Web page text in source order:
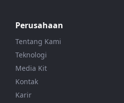
Perusahaan
Tentang Kami
Teknologi
Media Kit
Kontak
Karir